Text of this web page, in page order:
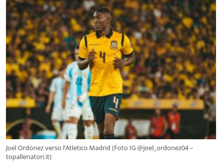
Joel Ordonez verso l’Atletico Madrid (Foto IG @joel_ordonez04 –
topallenatori.it)